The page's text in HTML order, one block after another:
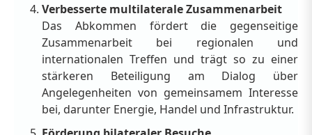
Verbesserte multilaterale Zusammenarbeit
Das Abkommen fördert die gegenseitige
Zusammenarbeit bei regionalen und
internationalen Treffen und trägt so zu einer
stärkeren Beteiligung am Dialog über
Angelegenheiten von gemeinsamem Interesse
bei, darunter Energie, Handel und Infrastruktur.